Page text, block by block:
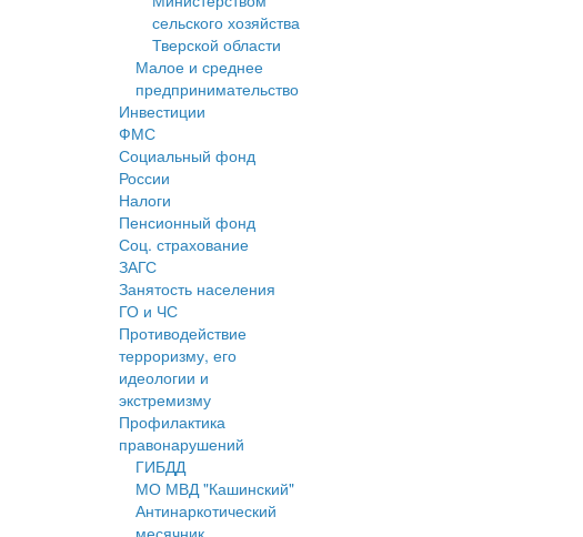
сельского хозяйства
Тверской области
Малое и среднее
предпринимательство
Инвестиции
ФМС
Социальный фонд
России
Налоги
Пенсионный фонд
Соц. страхование
ЗАГС
Занятость населения
ГО и ЧС
Противодействие
терроризму, его
идеологии и
экстремизму
Профилактика
правонарушений
ГИБДД
МО МВД "Кашинский"
Антинаркотический